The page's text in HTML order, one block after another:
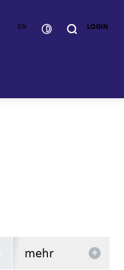
EN LOGIN
mehr +